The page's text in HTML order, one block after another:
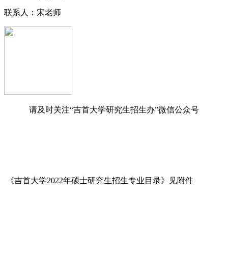
联系人：宋老师
请及时关注“吉首大学研究生招生办”微信公众号
《吉首大学2022年硕士研究生招生专业目录》见附件